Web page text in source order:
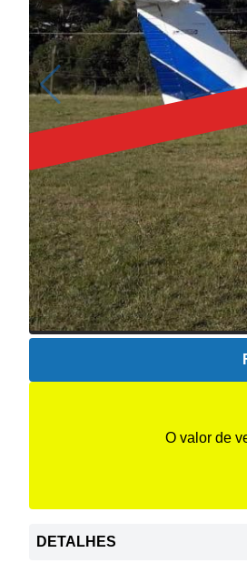
O valor de
DETALHES